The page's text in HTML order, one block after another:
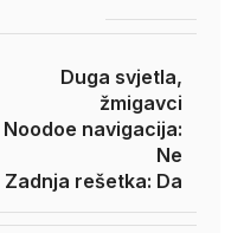
Duga svjetla,
žmigavci
Noodoe navigacija:
Ne
Zadnja rešetka: Da